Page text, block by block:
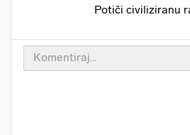
Potiči civiliziranu